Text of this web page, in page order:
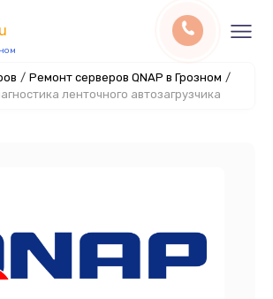
/ Ремонт серверов QNAP в Грозном /
ленточного автозагрузчика